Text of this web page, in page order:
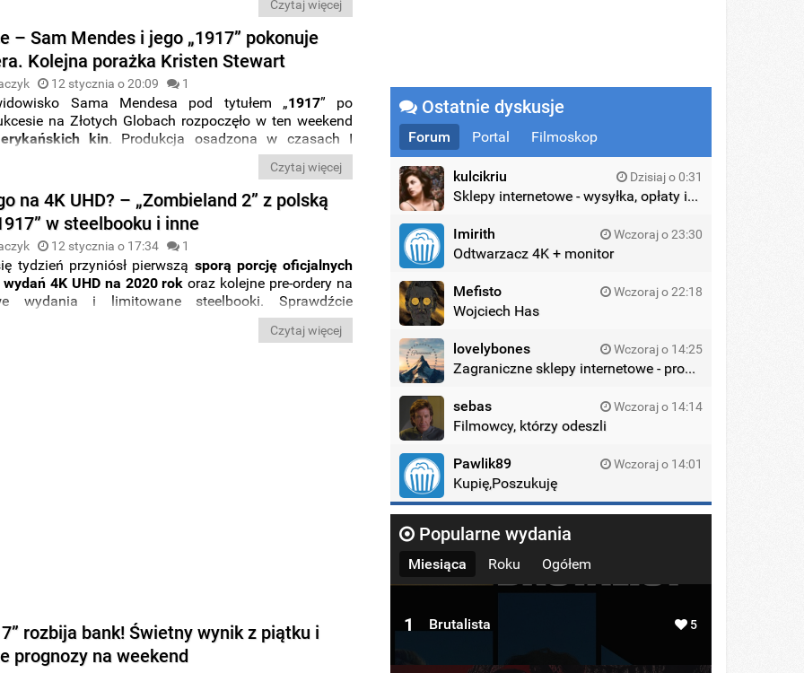
nieco przedpremierowe prognozy, ale nadal nic nie
to, żeby film z Robertem Downeyem Jr.
nie stał się
finansową porażką.
Czytaj więcej
– Sam Mendes i jego „1917” pokonuje
Kolejna porażka Kristen Stewart
12 stycznia o 20:09 1
Sama Mendesa pod tytułem „1917” po
na Złotych Globach rozpoczęło w ten weekend
kin. Produkcja osadzona w czasach I
zdetronizowała dotychczasowego lidera, którym
ostatnia część sagi Skywalkerów. Film
w tyle zostawił też inne nowości z tego tygodnia,
film „ Głębia strachu” z Kristen Stewart w roli głównej,
z przewidywaniami okazał się
Czytaj więcej
na 4K UHD? – „Zombieland 2” z polską
w steelbooku i inne
12 stycznia o 17:34 1
tydzień przyniósł pierwszą sporą porcję oficjalnych
4K UHD na 2020 rok oraz kolejne pre-ordery na
wydania i limitowane steelbooki. Sprawdźcie
które zebraliśmy dla Was w nowym wpisie z
Czytaj więcej
rozbija bank! Świetny wynik z piątku i
prognozy na weekend
Ostatnie dyskusje
Forum Portal Filmoskop
kulcikriu Dzisiaj o 0:31
Sklepy internetowe - wysyłka, opłaty itd.
Imirith Wczoraj o 23:30
Odtwarzacz 4K + monitor
Mefisto Wczoraj o 22:18
Wojciech Has
lovelybones Wczoraj o 14:25
Zagraniczne sklepy internetowe - promocje
sebas Wczoraj o 14:14
Filmowcy, którzy odeszli
Pawlik89 Wczoraj o 14:01
Kupię,Poszukuję
Popularne wydania
Miesiąca Roku Ogółem
1 Brutalista 5